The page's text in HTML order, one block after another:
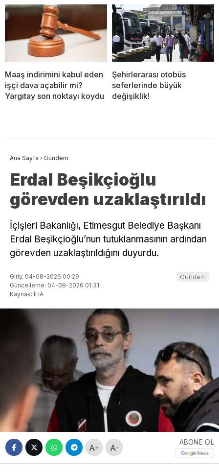
Maaş indirimini kabul eden
işçi dava açabilir mi?
Yargıtay son noktayı koydu
Şehirlerarası otobüs
seferlerinde büyük
değişiklik!
Ana Sayfa › Gündem
Erdal Beşikçioğlu
görevden uzaklaştırıldı
İçişleri Bakanlığı, Etimesgut Belediye Başkanı
Erdal Beşikçioğlu’nun tutuklanmasının ardından
görevden uzaklaştırıldığını duyurdu.
Giriş: 04-08-2026 00:29
Güncelleme: 04-08-2026 01:31
Kaynak: İHA
Gündem
+ -
ABONE OL